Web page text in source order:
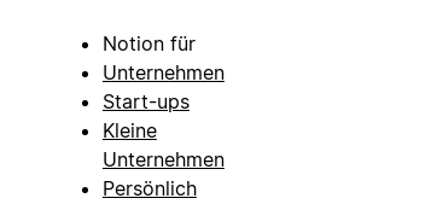
Notion für
Unternehmen
Start-ups
Kleine
Unternehmen
Persönlich